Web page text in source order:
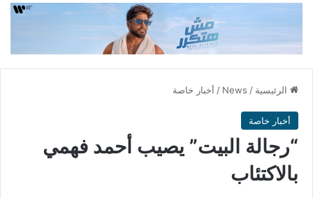
الرئيسية /
News
/ أخبار خاصة
أخبار خاصة
“رجالة البيت” يصيب أحمد فهمي
بالاكتئاب